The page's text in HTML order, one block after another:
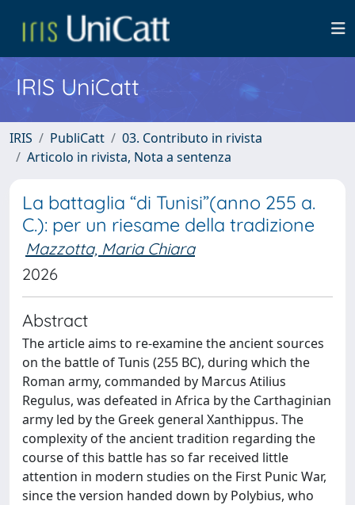
IRIS UniCatt
IRIS PubliCatt
03. Contributo in rivista
Articolo in rivista, Nota a sentenza
La battaglia “di Tunisi”(anno 255 a.
C.): per un riesame della tradizione
Mazzotta, Maria Chiara
2026
Abstract
The article aims to re-examine the ancient sources
on the battle of Tunis (255 BC), during which the
Roman army, commanded by Marcus Atilius
Regulus, was defeated in Africa by the Carthaginian
army led by the Greek general Xanthippus. The
complexity of the ancient tradition regarding the
course of this battle has so far received little
attention in modern studies on the First Punic War,
since the version handed down by Polybius, who